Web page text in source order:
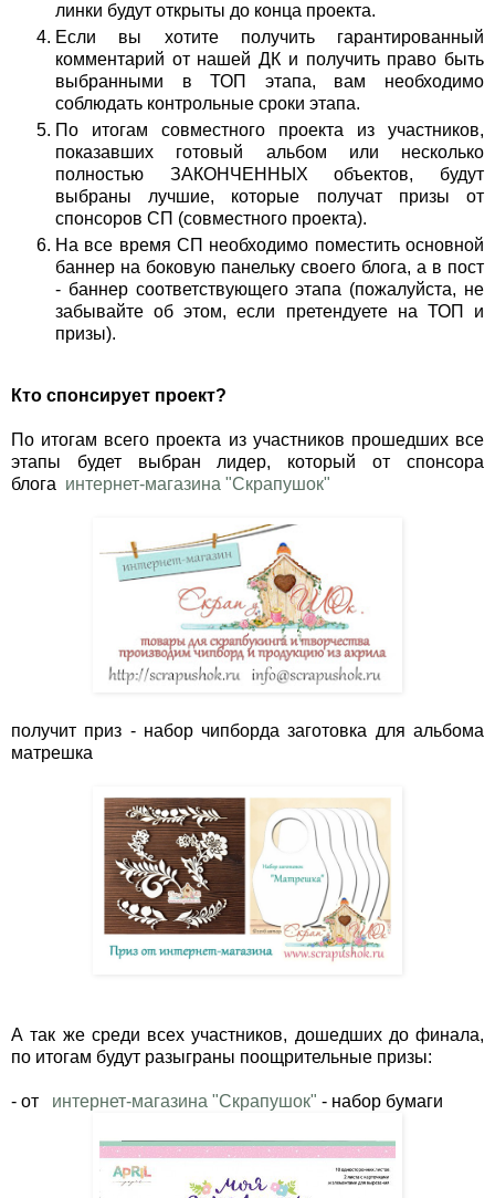
линки будут открыты до конца проекта.
Если вы хотите получить гарантированный
комментарий от нашей ДК и получить право быть
выбранными в ТОП этапа, вам необходимо
соблюдать контрольные сроки этапа.
По итогам совместного проекта из участников,
показавших готовый альбом или несколько
полностью ЗАКОНЧЕННЫХ объектов, будут
выбраны лучшие, которые получат призы от
спонсоров СП (совместного проекта).
На все время СП необходимо поместить основной
баннер на боковую панельку своего блога, а в пост
- баннер соответствующего этапа (пожалуйста, не
забывайте об этом, если претендуете на ТОП и
призы).
Кто спонсирует проект?
По итогам всего проекта из участников прошедших все
этапы будет выбран лидер, который от спонсора
блога интернет-магазина "Скрапушок"
получит приз - набор чипбордазаготовка для альбома
матрешка
А так же среди всех участников, дошедших до финала,
по итогам будут разыграны поощрительные призы:
- от интернет-магазина "Скрапушок" - набор бумаги